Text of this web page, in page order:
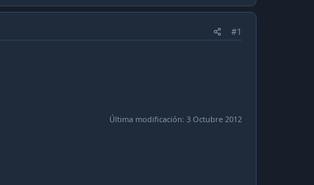
#1
Última modificación: 3 Octubre 2012